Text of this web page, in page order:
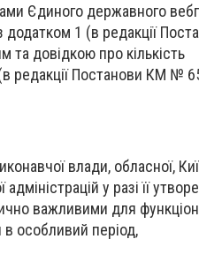
Єдиного державного
додатком 1 (в редакції
та довідкою про кількість
редакції Постанови КМ №
влади, обласної,
у разі її
важливими для
в особливий період,